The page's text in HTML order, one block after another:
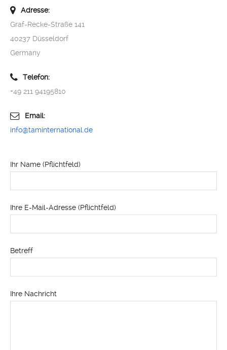
Adresse:
Graf-Recke-Straße 141
40237 Düsseldorf
Germany
Telefon:
+49 211 94195810
Email:
info@taminternational.de
Ihr Name (Pflichtfeld)
Ihre E-Mail-Adresse (Pflichtfeld)
Betreff
Ihre Nachricht